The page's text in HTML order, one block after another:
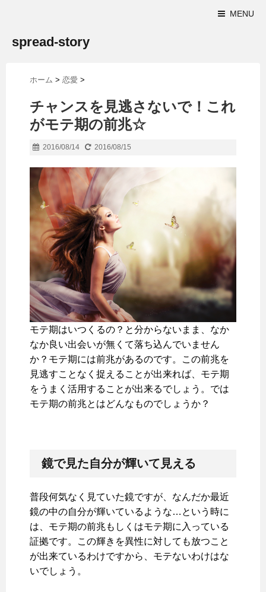
MENU
spread-story
ホーム > 恋愛 >
チャンスを見逃さないで！これ
がモテ期の前兆☆
2016/08/14 2016/08/15
モテ期はいつくるの？と分からないまま、なか
なか良い出会いが無くて落ち込んでいません
か？モテ期には前兆があるのです。この前兆を
見逃すことなく捉えることが出来れば、モテ期
をうまく活用することが出来るでしょう。では
モテ期の前兆とはどんなものでしょうか？
鏡で見た自分が輝いて見える
普段何気なく見ていた鏡ですが、なんだか最近
鏡の中の自分が輝いているような…という時に
は、モテ期の前兆もしくはモテ期に入っている
証拠です。この輝きを異性に対しても放つこと
が出来ているわけですから、モテないわけはな
いでしょう。